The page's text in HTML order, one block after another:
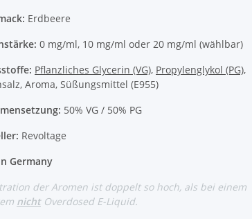
Erdbeere
0 mg/ml, 10 mg/ml oder 20 mg/ml (wählbar)
Pflanzliches Glycerin (VG), Propylenglykol (PG),
Aroma, Süßungsmittel (E955)
50% VG / 50% PG
Revoltage
Germany
der Aromen ist doppelt so hoch, als bei einem
nicht Overdosed E-Liquid.